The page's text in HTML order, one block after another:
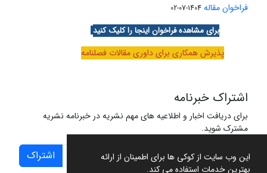
این وب سایت از کوکی ها برای اطمینان از ارائه
بهترین خدمات استفاده می کند.
فراخوان مقاله 1404-07-02
برای مشاهده فراخوان اینجا را کلیک کنید
پذیرش همکاری برای داوری مقالات فصلنامه
اشتراک خبرنامه
برای دریافت اخبار و اطلاعیه های مهم نشریه در خبرنامه نشریه
مشترک شوید.
اشتراک